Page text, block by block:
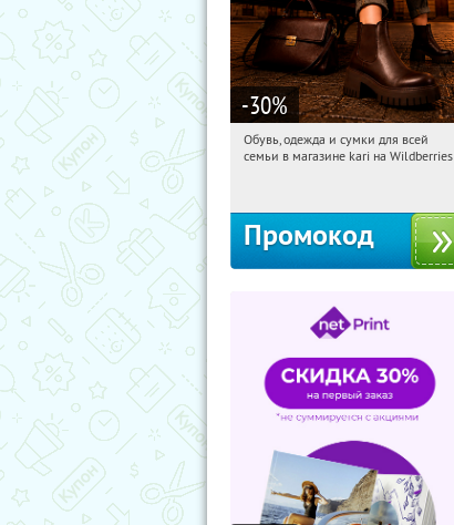
-30%
13:36:24 Получили:
Обувь, одежда и сумки для всей
семьи в магазине kari на Wildberries
Промокод